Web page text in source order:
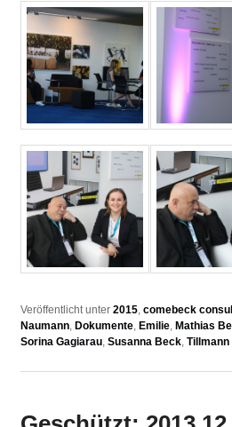
Veröffentlicht unter 2015 comebeck
Naumann Dokumente Emilie Mathias
Sorina Gagiarau Susanna Beck Tillmann